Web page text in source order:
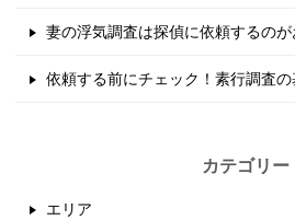
妻の浮気調査は探偵に依頼するのが
依頼する前にチェック！素行調査
カテゴリー
エリア